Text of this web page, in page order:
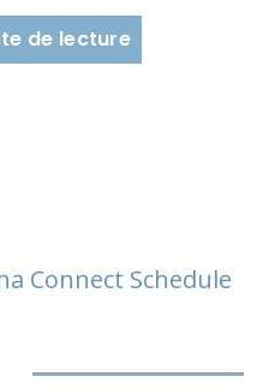
de lecture
Connect Schedule